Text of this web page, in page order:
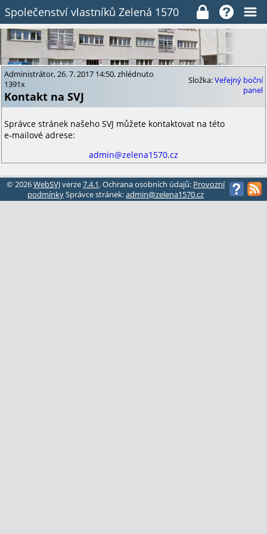
Společenství vlastníků Zelená 1570
Administrátor, 26. 7. 2017 14:50, zhlédnuto
1391x
Kontakt na SVJ
Složka:Veřejný boční
panel
Správce stránek našeho SVJ můžete kontaktovat na této
e‑mailové adrese:
admin@zelena1570.cz
© 2026WebSVJverze7.4.1. Ochrana osobních údajů: Provozní
podmínkySprávce stránek:admin@zelena1570.cz